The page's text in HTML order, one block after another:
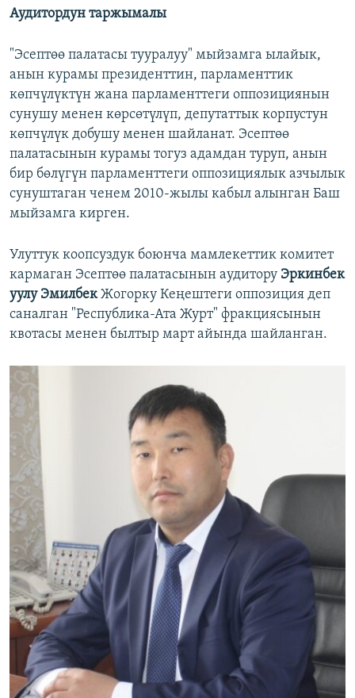
Аудитордун таржымалы
"Эсептөө палатасы тууралуу" мыйзамга ылайык,
анын курамы президенттин, парламенттик
көпчүлүктүн жана парламенттеги оппозициянын
сунушу менен көрсөтүлүп, депутаттык корпустун
көпчүлүк добушу менен шайланат. Эсептөө
палатасынын курамы тогуз адамдан туруп, анын
бир бөлүгүн парламенттеги оппозициялык азчылык
сунуштаган ченем 2010-жылы кабыл алынган Баш
мыйзамга кирген.
Улуттук коопсуздук боюнча мамлекеттик комитет
кармаган Эсептөө палатасынын аудитору Эркинбек
уулу ЭмилбекЖогорку Кеңештеги оппозиция деп
саналган "Республика-Ата Журт" фракциясынын
квотасы менен былтыр март айында шайланган.